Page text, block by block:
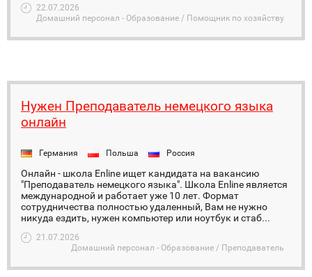
22.07.2026
Домашний персонал - Образование / Помощник по хозяйству
Нужен Преподаватель немецкого языка
онлайн
Германия Польша Россия
Онлайн - школа Enline ищет кандидата на вакансию
"Преподаватель немецкого языка". Школа Enline является
международной и работает уже 10 лет. Формат
сотрудничества полностью удаленный, Вам не нужно
никуда ездить, нужен компьютер или ноутбук и стаб...
21.07.2026
Домашний персонал - Образование / Преподаватель